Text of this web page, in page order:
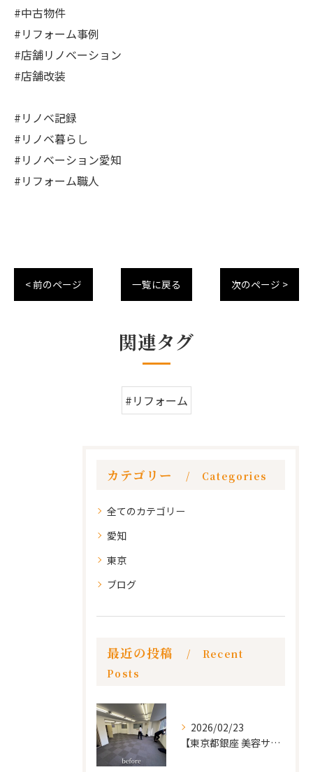
#中古物件
#リフォーム事例
#店舗リノベーション
#店舗改装
#リノベ記録
#リノベ暮らし
#リノベーション愛知
#リフォーム職人
< 前のページ 一覧に戻る 次のページ >
関連タグ
#リフォーム
カテゴリー Categories
全てのカテゴリー
愛知
東京
ブログ
最近の投稿
Recent
Posts
2026/02/23
【東京都銀座 美容サロン店舗工事】